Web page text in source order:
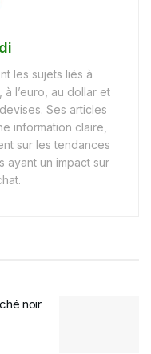
les sujets liés à
à l’euro, au dollar et
Ses articles
information claire,
sur les tendances
ayant un impact sur
noir